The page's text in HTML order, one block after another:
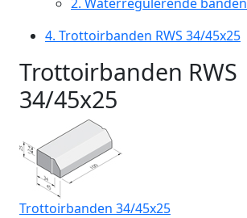
4. Trottoirbanden RWS 34/45x25
Trottoirbanden RWS
34/45x25
Trottoirbanden 34/45x25